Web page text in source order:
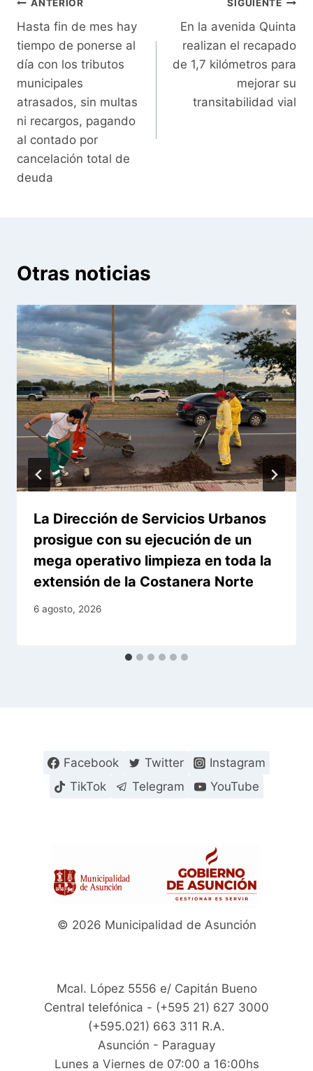
Navegación
de
entradas
ANTERIOR
Hasta fin de mes hay
tiempo de ponerse al
día con los tributos
municipales
atrasados, sin multas
ni recargos, pagando
al contado por
cancelación total de
deuda
SIGUIENTE
En la avenida Quinta
realizan el recapado
de 1,7 kilómetros para
mejorar su
transitabilidad vial
Otras noticias
La Dirección de Servicios Urbanos
prosigue con su ejecución de un
mega operativo limpieza en toda la
extensión de la Costanera Norte
6 agosto, 2026
Facebook Twitter
Instagram
TikTok
Telegram YouTube
© 2026 Municipalidad de Asunción
Mcal. López 5556 e/ Capitán Bueno
Central telefónica - (+595 21) 627 3000
(+595.021) 663 311 R.A.
Asunción - Paraguay
Lunes a Viernes de 07:00 a 16:00hs